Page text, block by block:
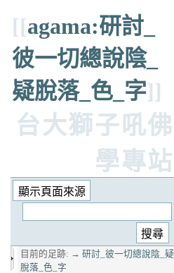
[[agama:研討_
彼一切總說陰_
疑脫落_色_字]]
台大獅子吼佛
學專站
目前的足跡: → 研討_彼一切總說陰_疑
脫落_色_字